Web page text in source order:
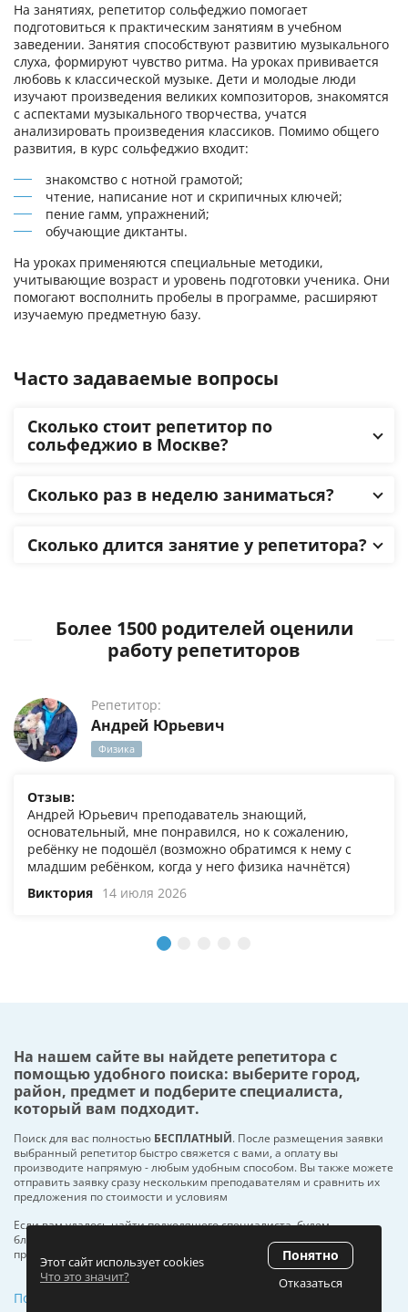
На занятиях, репетитор сольфеджио помогает
подготовиться к практическим занятиям в учебном
заведении. Занятия способствуют развитию музыкального
слуха, формируют чувство ритма. На уроках прививается
любовь к классической музыке. Дети и молодые люди
изучают произведения великих композиторов, знакомятся
с аспектами музыкального творчества, учатся
анализировать произведения классиков. Помимо общего
развития, в курс сольфеджио входит:
знакомство с нотной грамотой;
чтение, написание нот и скрипичных ключей;
пение гамм, упражнений;
обучающие диктанты.
На уроках применяются специальные методики,
учитывающие возраст и уровень подготовки ученика. Они
помогают восполнить пробелы в программе, расширяют
изучаемую предметную базу.
Часто задаваемые вопросы
Сколько стоит репетитор по
сольфеджио в Москве?
Сколько раз в неделю заниматься?
Сколько длится занятие у репетитора?
Более 1500 родителей оценили
работу репетиторов
Репетитор:
Андрей Юрьевич
Физика
Отзыв:
Андрей Юрьевич преподаватель знающий,
основательный, мне понравился, но к сожалению,
ребёнку не подошёл (возможно обратимся к нему с
младшим ребёнком, когда у него физика начнётся)
Виктория 14 июля 2026
На нашем сайте вы найдете репетитора с
помощью удобного поиска: выберите город,
район, предмет и подберите специалиста,
который вам подходит.
Поиск для вас полностью БЕСПЛАТНЫЙ. После размещения заявки
выбранный репетитор быстро свяжется с вами, а оплату вы
производите напрямую - любым удобным способом. Вы также можете
отправить заявку сразу нескольким преподавателям и сравнить их
предложения по стоимости и условиям
Если вам удалось найти подходящего специалиста, будем
благодарны за отзыв - он поможет другим пользователям сделать
правильный выбор.
Политика в отношении обработки персональных данных
Этот сайт использует cookies
Что это значит?
Понятно
Отказаться